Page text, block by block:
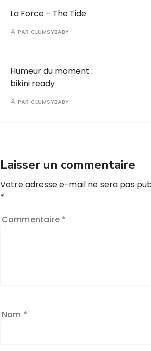
La Force – The Tide
PAR CLUMSYBABY
Humeur du moment :
bikini ready
PAR CLUMSYBABY
Laisser un commentaire
Votre adresse e-mail ne sera pas
*
Commentaire *
Nom *